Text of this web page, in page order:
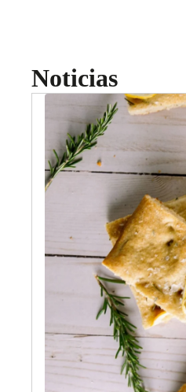
Noticias